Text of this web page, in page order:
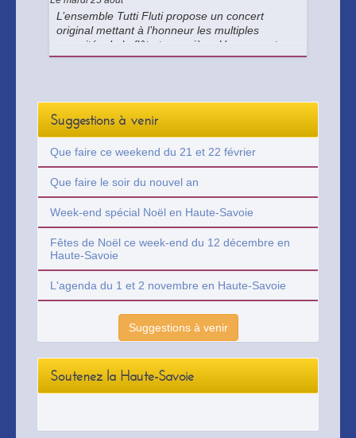
L’ensemble Tutti Fluti propose un concert
original mettant à l’honneur les multiples
sonorités de la flûte traversière. Un moment
musical raffiné, entre répertoire classique, jazz
Suggestions à venir
Que faire ce weekend du 21 et 22 février
Que faire le soir du nouvel an
Week-end spécial Noël en Haute-Savoie
Fêtes de Noël ce week-end du 12 décembre en
Haute-Savoie
L'agenda du 1 et 2 novembre en Haute-Savoie
Suggestions à venir
Soutenez la Haute-Savoie